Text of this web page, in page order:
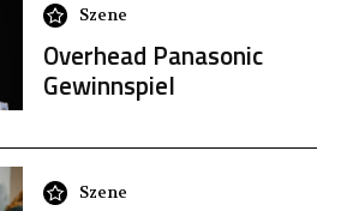
Szene
Overhead Panasonic
Gewinnspiel
Szene